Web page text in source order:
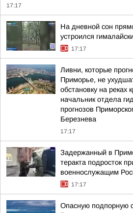
17:17
На дневной сон
устроился
17:17
Ливни, которые
Приморье, не
обстановку на
начальник отдела
прогнозов
Березнева
17:17
Задержанный в
теракта подросток
военнослужащим
17:17
Опасную подпорную